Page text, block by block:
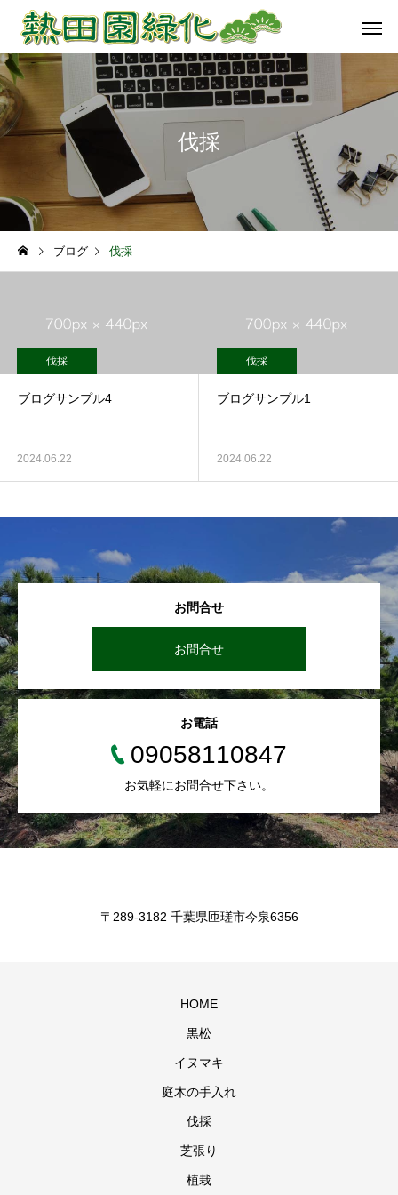
伐採
ブログ 伐採
伐採
ブログサンプル4
2024.06.22
伐採
ブログサンプル1
2024.06.22
お問合せ
お問合せ
お電話
09058110847
お気軽にお問合せ下さい。
〒289-3182 千葉県匝瑳市今泉6356
HOME
黒松
イヌマキ
庭木の手入れ
伐採
芝張り
植栽